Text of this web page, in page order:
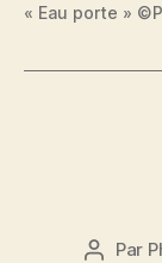
« Eau porte »
Auteur
Par